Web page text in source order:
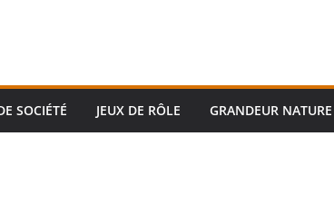
SOCIÉTÉ JEUX DE RÔLE GRANDEUR NATURE